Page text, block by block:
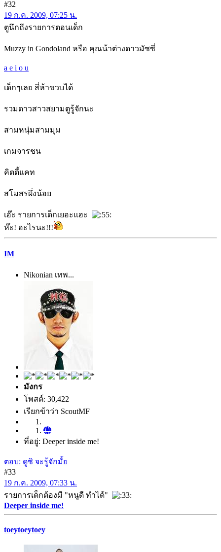
#32
19 ก.ค. 2009, 07:25 น.
ตูนึกถึงรายการตอนเด็ก
Muzzy in Gondoland หรือ คุณน้าต่างดาวมัซซี่
a e i o u
เด็กๆเลย สี่ห้าขวบได้
รวมดาวสาวสยามตูรู้จักนะ
สามหนุ่มสามมุม
เกมจารชน
คิตตี้แคท
สโมสรผึ่งน้อย
เอ๊ะ รายการเด็กเยอะแฮะ
ห๊ะ! อะไรนะ!!!
IM
Nikonian เทพ...
มังกร
โพสต์: 30,422
เรียกข้าว่า ScoutMF
ที่อยู่: Deeper inside me!
ตอบ: ดูซิ จะรู้จักมั้ย
#33
19 ก.ค. 2009, 07:33 น.
รายการเด็กต้องมี "หนูดี ทำได้"
Deeper inside me!
toeytoeytoey